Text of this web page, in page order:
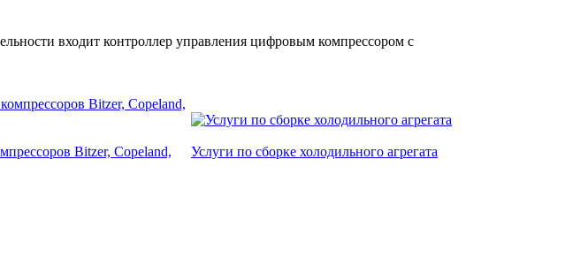
входит контроллер управления цифровым компрессором с
Bitzer, Copeland,
Услуги по сборке холодильного агрегата